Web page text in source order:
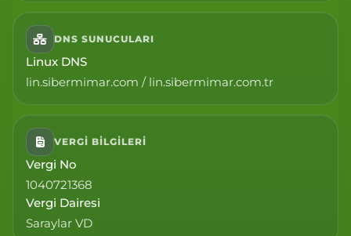
DNS SUNUCULARI
Linux DNS
lin.sibermimar.com / lin.sibermimar.com.tr
VERGI BILGILERI
Vergi No
1040721368
Vergi Dairesi
Saraylar VD